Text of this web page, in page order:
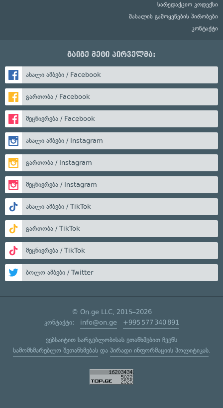
სარედაქციო კოდექსი
მასალის გამოყენების პირობები
კონტაქტი
გაიგე მეტი პირველმა:
ახალი ამბები / Facebook
გართობა / Facebook
მეცნიერება / Facebook
ახალი ამბები / Instagram
გართობა / Instagram
მეცნიერება / Instagram
ახალი ამბები / TikTok
გართობა / TikTok
მეცნიერება / TikTok
ბოლო ამბები / Twitter
© On.ge LLC, 2015–2026
კონტაქტი: info@on.ge +995 577 340 891
ვებსაიტით სარგებლობისას ეთანხმებით ჩვენს
სამომხმარებლო შეთანხმებასდა პირადი ინფორმაციის პოლიტიკას.